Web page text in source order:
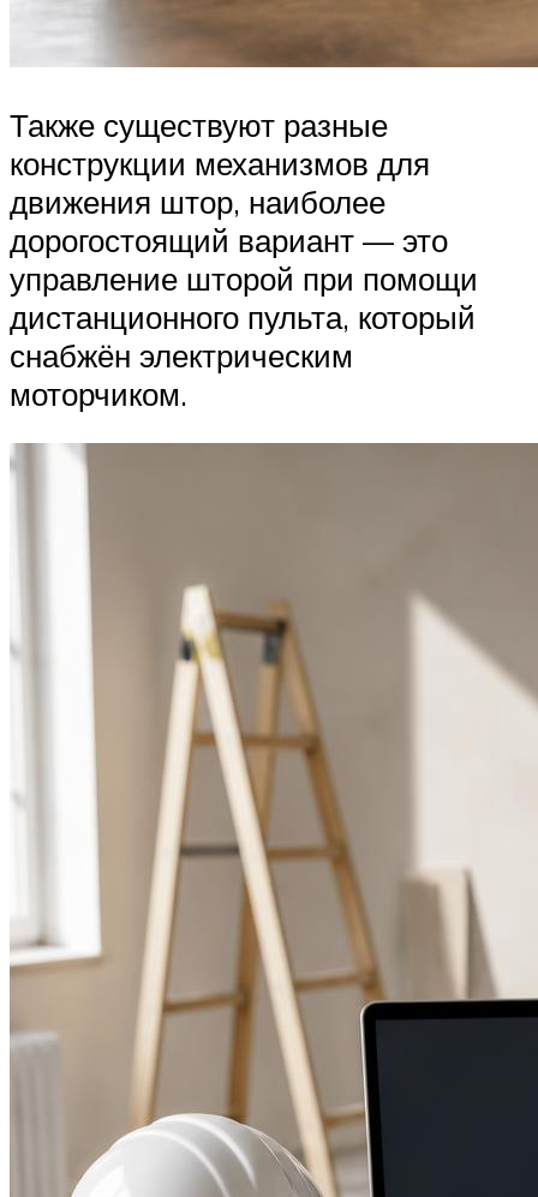
Также существуют разные
конструкции механизмов для
движения штор, наиболее
дорогостоящий вариант — это
управление шторой при помощи
дистанционного пульта, который
снабжён электрическим
моторчиком.